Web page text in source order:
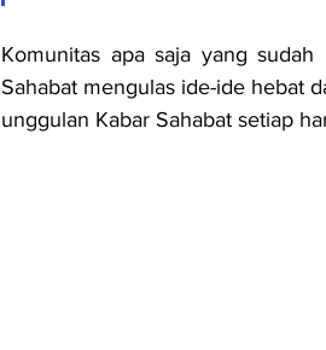
Komunitas apa saja yang sudah
Sahabat mengulas ide-ide hebat
unggulan Kabar Sahabat setiap